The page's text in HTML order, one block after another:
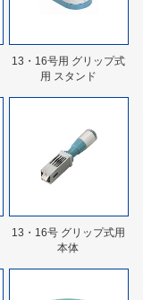
13・16号用 グリップ式
用 スタンド
13・16号 グリップ式用
本体